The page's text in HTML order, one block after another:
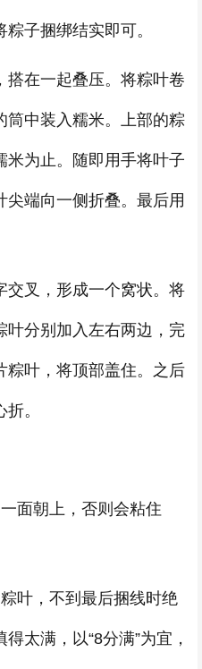
子捆绑结实即可。
搭在一起叠压。将粽叶卷
筒中装入糯米。上部的粽
米为止。随即用手将叶子
尖端向一侧折叠。最后用
交叉，形成一个窝状。将
叶分别加入左右两边，完
粽叶，将顶部盖住。之后
。
面朝上，否则会粘住
叶，不到最后捆线时绝
太满，以“8分满”为宜，